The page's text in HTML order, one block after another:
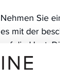
Nehmen Sie
es mit der
auf die Haut.
dreimal pro